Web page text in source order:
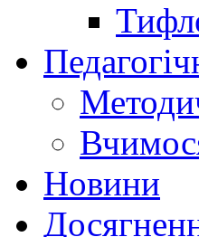
Новини